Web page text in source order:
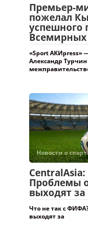
Премьер-
пожелал
успешного
Всемирных
«Sport АКИpress»
Александр
Новости о
Проблемы
выходят
Что не так с
выходят за